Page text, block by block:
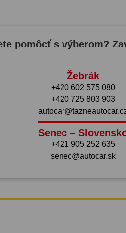
pomôcť s výberom?
Žebrák
+420 602 575 080
+420 725 803 903
Senec –
+421 905 252 635
senec@autocar.sk